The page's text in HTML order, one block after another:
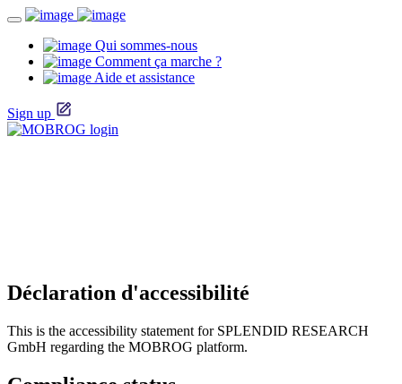
Qui sommes-nous
Comment ça marche ?
Aide et assistance
Sign up
Déclaration d'accessibilité
This is the accessibility statement for SPLENDID RESEARCH
GmbH regarding the MOBROG platform.